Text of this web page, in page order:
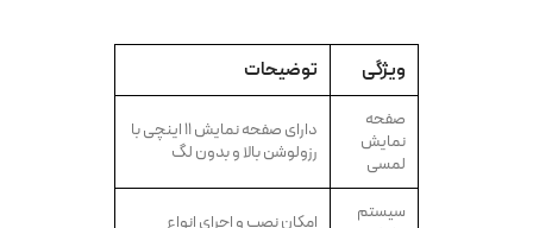
ویژگی توضیحات
صفحه
نمایش
لمسی
دارای صفحه نمایش ۱۱ اینچی با
رزولوشن بالا و بدون لگ
سیستم
امکان نصب و اجرای انواع